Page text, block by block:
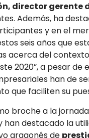
director gerente
Además, ha
y en el
seis años que
acerca del
2020”, a pesar de
han de
que faciliten su
broche a la
destacado la
aragonés de